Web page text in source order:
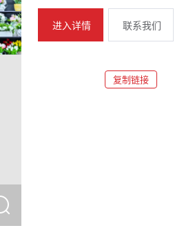
进入详情 联系我们
复制链接